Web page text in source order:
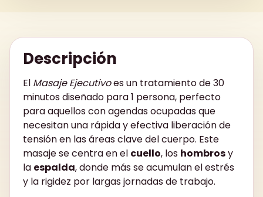
Descripción
El Masaje Ejecutivoes un tratamiento de 30
minutos diseñado para 1 persona, perfecto
para aquellos con agendas ocupadas que
necesitan una rápida y efectiva liberación de
tensión en las áreas clave del cuerpo. Este
masaje se centra en el cuello, los hombrosy
la espalda, donde más se acumulan el estrés
y la rigidez por largas jornadas de trabajo.